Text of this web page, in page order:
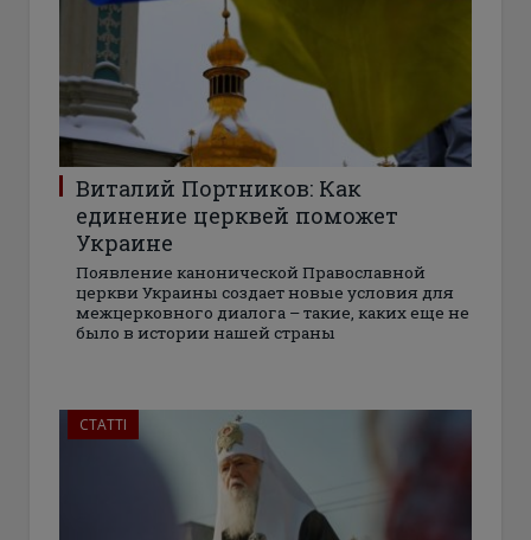
Виталий Портников: Как
единение церквей поможет
Украине
Появление канонической Православной
церкви Украины создает новые условия для
межцерковного диалога – такие, каких еще не
было в истории нашей страны
СТАТТІ